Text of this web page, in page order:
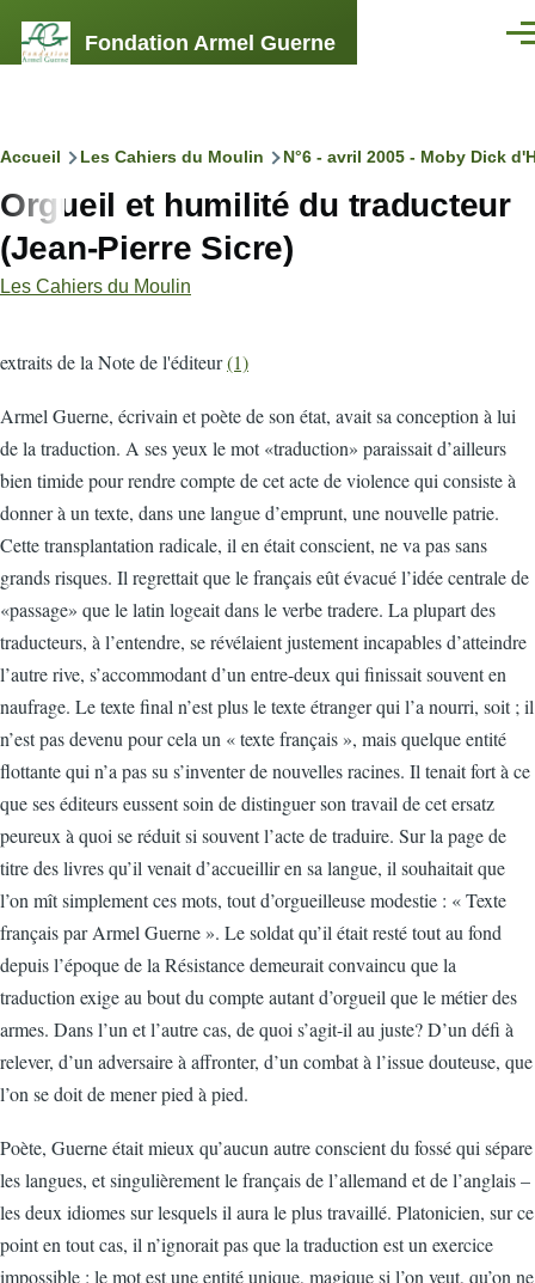
Fondation Armel Guerne
Fil
d'Ariane
Accueil Les Cahiers du Moulin N°6 - avril 2005 - Moby Dick
Orgueil et humilité du traducteur
(Jean-Pierre Sicre)
Les Cahiers du Moulin
extraits de la Note de l'éditeur(1)
Armel Guerne, écrivain et poète de son état, avait sa conception à lui
de la traduction. A ses yeux le mot «traduction» paraissait d’ailleurs
bien timide pour rendre compte de cet acte de violence qui consiste à
donner à un texte, dans une langue d’emprunt, une nouvelle patrie.
Cette transplantation radicale, il en était conscient, ne va pas sans
grands risques. Il regrettait que le français eût évacué l’idée centrale de
«passage» que le latin logeait dans le verbe tradere. La plupart des
traducteurs, à l’entendre, se révélaient justement incapables d’atteindre
l’autre rive, s’accommodant d’un entre-deux qui finissait souvent en
naufrage. Le texte final n’est plus le texte étranger qui l’a nourri, soit ; il
n’est pas devenu pour cela un « texte français », mais quelque entité
flottante qui n’a pas su s’inventer de nouvelles racines. Il tenait fort à ce
que ses éditeurs eussent soin de distinguer son travail de cet ersatz
peureux à quoi se réduit si souvent l’acte de traduire. Sur la page de
titre des livres qu’il venait d’accueillir en sa langue, il souhaitait que
l’on mît simplement ces mots, tout d’orgueilleuse modestie : « Texte
français par Armel Guerne ». Le soldat qu’il était resté tout au fond
depuis l’époque de la Résistance demeurait convaincu que la
traduction exige au bout du compte autant d’orgueil que le métier des
armes. Dans l’un et l’autre cas, de quoi s’agit-il au juste? D’un défi à
relever, d’un adversaire à affronter, d’un combat à l’issue douteuse, que
l’on se doit de mener pied à pied.
Poète, Guerne était mieux qu’aucun autre conscient du fossé qui sépare
les langues, et singulièrement le français de l’allemand et de l’anglais –
les deux idiomes sur lesquels il aura le plus travaillé. Platonicien, sur ce
point en tout cas, il n’ignorait pas que la traduction est un exercice
impossible : le mot est une entité unique, magique si l’on veut, qu’on ne